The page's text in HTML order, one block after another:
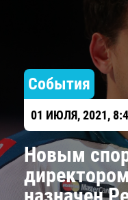
События
01 ИЮЛЯ, 2021,
​Новым